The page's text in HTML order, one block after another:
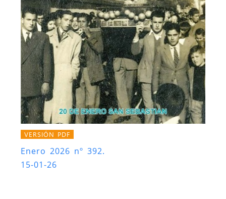
VERSIÓN PDF
Enero 2026 nº 392.
15-01-26